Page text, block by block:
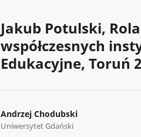
Jakub Potulski,
współczesnych
Edukacyjne, Toruń
Andrzej Chodubski
Uniwersytet Gdański